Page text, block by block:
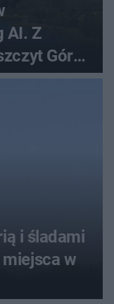
AI. Z
Gór
i śladami
w